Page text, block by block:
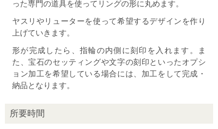
った専門の道具を使ってリングの形に丸めます。
ヤスリやリューターを使って希望するデザインを作り
上げていきます。
形が完成したら、指輪の内側に刻印を入れます。ま
た、宝石のセッティングや文字の刻印といったオプシ
ョン加工を希望している場合には、加工をして完成・
納品となります。
所要時間